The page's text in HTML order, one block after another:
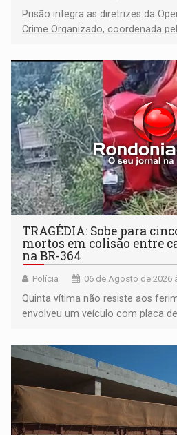
Prisão integra as diretrizes da
Crime Organizado, coordenada
TRAGÉDIA: Sobe para
mortos em colisão entre
na BR-364
Polícia 06 de Agosto de 2026
Quinta vítima não resiste aos
envolveu um veículo com placa